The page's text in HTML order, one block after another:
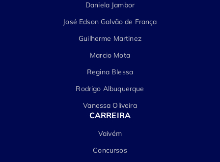
Daniela Jambor
José Edson Galvão de França
Guilherme Martinez
Marcio Mota
Regina Blessa
Rodrigo Albuquerque
Vanessa Oliveira
CARREIRA
Vaivém
Concursos